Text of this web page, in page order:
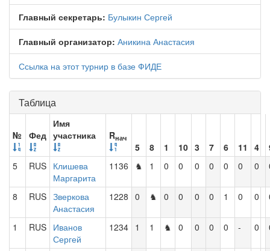
Главный секретарь: Булыкин Сергей
Главный организатор: Аникина Анастасия
Ссылка на этот турнир в базе ФИДЕ
Таблица
№ Фед
Имя
участника
Rнач
5 8 1 10 3 7 6 11 4
5
RUS Клишева
Маргарита
1136 ♞ 1 0 0 0 0 0 0 0
8 RUS Зверкова
Анастасия
1228 0 ♞ 0 0 0 0 1 0 0
1 RUS Иванов
Сергей
1234 1 1 ♞ 0 0 0 0 - 0